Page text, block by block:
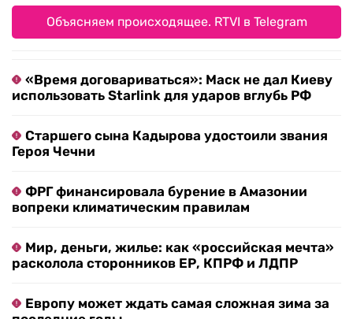
Объясняем происходящее. RTVI в Telegram
«Время договариваться»: Маск не дал Киеву
использовать Starlink для ударов вглубь РФ
Старшего сына Кадырова удостоили звания
Героя Чечни
ФРГ финансировала бурение в Амазонии
вопреки климатическим правилам
Мир, деньги, жилье: как «российская мечта»
расколола сторонников ЕР, КПРФ и ЛДПР
Европу может ждать самая сложная зима за